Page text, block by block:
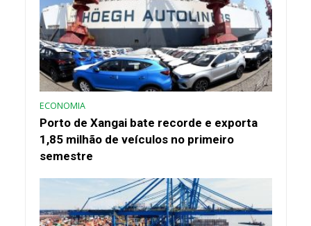
ECONOMIA
Porto de Xangai bate recorde e exporta
1,85 milhão de veículos no primeiro
semestre